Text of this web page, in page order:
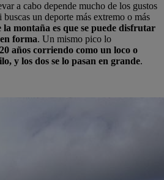
a cabo depende mucho de los gustos
un deporte más extremo o más
montaña es que se puede disfrutar
forma. Un mismo pico lo
años corriendo como un loco o
y los dos se lo pasan en grande.